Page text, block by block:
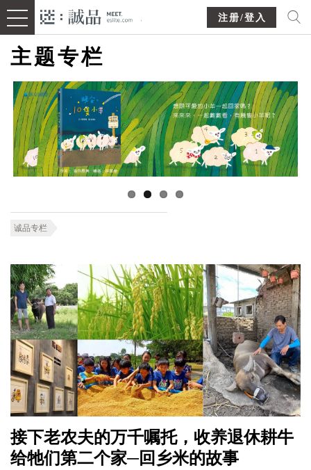
注册/登入
主题专栏
诚品专栏
接下老农夫的万千嘱托，收养退休耕牛
给牠们第二个家─回乡米的故事